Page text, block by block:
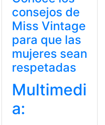
consejos de
Miss Vintage
para que las
mujeres sean
respetadas
Multimedi
a: